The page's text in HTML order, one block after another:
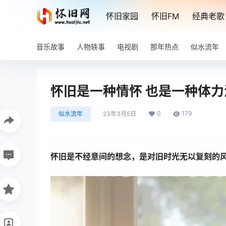
怀旧家园 怀旧FM 经典老歌
音乐故事 人物轶事 电视剧 那年热点 似水流年
怀旧是一种情怀 也是一种体
似水流年 23年3月5日 0 179
怀旧是不经意间的想念，是对旧时光无以复刻的